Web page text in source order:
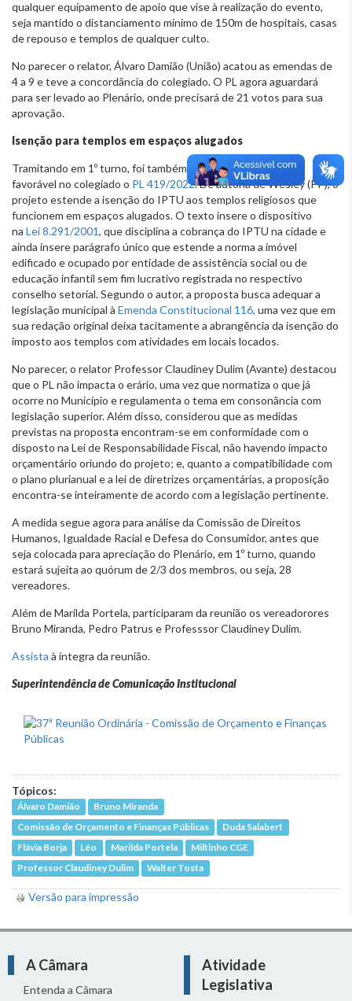
qualquer equipamento de apoio que vise à realização do evento,
seja mantido o distanciamento mínimo de 150m de hospitais, casas
de repouso e templos de qualquer culto.
No parecer o relator, Álvaro Damião (União) acatou as emendas de
4 a 9 e teve a concordância do colegiado. O PL agora aguardará
para ser levado ao Plenário, onde precisará de 21 votos para sua
aprovação.
Isenção para templos em espaços alugados
Tramitando em 1º turno, foi também avaliado e teve parecer
favorável no colegiado o PL 419/2022. De autoria de Wesley (PP), o
projeto estende a isenção do IPTU aos templos religiosos que
funcionem em espaços alugados. O texto insere o dispositivo
na Lei 8.291/2001, que disciplina a cobrança do IPTU na cidade e
ainda insere parágrafo único que estende a norma a imóvel
edificado e ocupado por entidade de assistência social ou de
educação infantil sem fim lucrativo registrada no respectivo
conselho setorial. Segundo o autor, a proposta busca adequar a
legislação municipal à Emenda Constitucional 116, uma vez que em
sua redação original deixa tacitamente a abrangência da isenção do
imposto aos templos com atividades em locais locados.
No parecer, o relator Professor Claudiney Dulim (Avante) destacou
que o PL não impacta o erário, uma vez que normatiza o que já
ocorre no Município e regulamenta o tema em consonância com
legislação superior. Além disso, considerou que as medidas
previstas na proposta encontram-se em conformidade com o
disposto na Lei de Responsabilidade Fiscal, não havendo impacto
orçamentário oriundo do projeto; e, quanto a compatibilidade com
o plano plurianual e a lei de diretrizes orçamentárias, a proposição
encontra-se inteiramente de acordo com a legislação pertinente.
A medida segue agora para análise da Comissão de Direitos
Humanos, Igualdade Racial e Defesa do Consumidor, antes que
seja colocada para apreciação do Plenário, em 1º turno, quando
estará sujeita ao quórum de 2/3 dos membros, ou seja, 28
vereadores.
Além de Marilda Portela, participaram da reunião os vereadorores
Bruno Miranda, Pedro Patrus e Professsor Claudiney Dulim.
Assista à íntegra da reunião.
Superintendência de Comunicação Institucional
Tópicos:
Álvaro Damião
Bruno Miranda
Comissão de Orçamento e Finanças Públicas
Duda Salabert
Flávia Borja
Léo Marilda Portela
Miltinho CGE
Professor Claudiney Dulim
Walter Tosta
Versão para impressão
A Câmara
Entenda a Câmara
Atividade
Legislativa